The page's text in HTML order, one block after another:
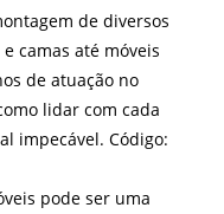
de diversos
camas até móveis
de atuação no
lidar com cada
impecável. Código:
pode ser uma